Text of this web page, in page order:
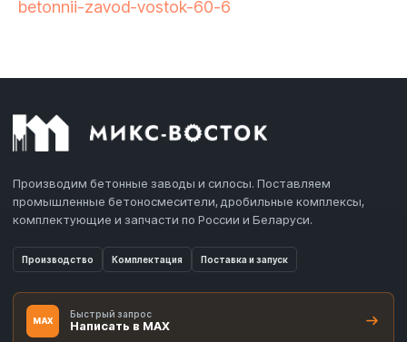
betonnii-zavod-vostok-60-6
Производим бетонные заводы и силосы. Поставляем
промышленные бетоносмесители, дробильные комплексы,
комплектующие и запчасти по России и Беларуси.
Производство Комплектация Поставка и запуск
MAX
Быстрый запрос
Написать в MAX